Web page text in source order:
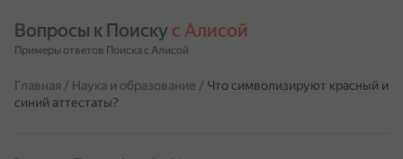
Вопросы к Поиску с Алисой
Примеры ответов Поиска с Алисой
Главная / Наука и образование / Что символизируют красный и
синий аттестаты?